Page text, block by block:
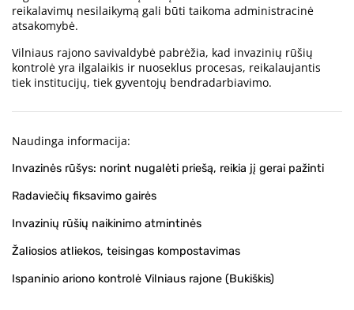
reikalavimų nesilaikymą gali būti taikoma administracinė
atsakomybė.
Vilniaus rajono savivaldybė pabrėžia, kad invazinių rūšių
kontrolė yra ilgalaikis ir nuoseklus procesas, reikalaujantis
tiek institucijų, tiek gyventojų bendradarbiavimo.
Naudinga informacija:
Invazinės rūšys: norint nugalėti priešą, reikia jį gerai pažinti
Radaviečių fiksavimo gairės
Invazinių rūšių naikinimo atmintinės
Žaliosios atliekos, teisingas kompostavimas
Ispaninio ariono kontrolė Vilniaus rajone (Bukiškis)